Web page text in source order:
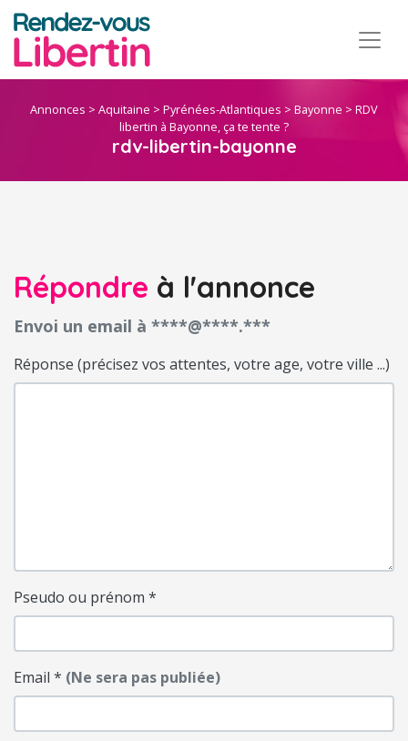
Annonces > Aquitaine > Pyrénées-Atlantiques > Bayonne > RDV
libertin à Bayonne, ça te tente ?
rdv-libertin-bayonne
Répondre à l'annonce
Envoi un email à ****@****.***
Réponse (précisez vos attentes, votre age, votre ville ...)
Pseudo ou prénom *
Email * (Ne sera pas publiée)